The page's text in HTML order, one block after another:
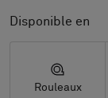
Disponible en
Rouleaux